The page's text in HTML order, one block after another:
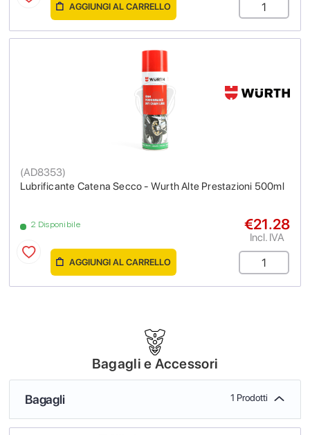
AGGIUNGI AL CARRELLO
Lubrificante Catena Secco - Wurth Alte Prestazioni 500ml
(AD8353)
2 Disponibile €21.28
Incl. IVA
AGGIUNGI AL CARRELLO
Bagagli e Accessori
Bagagli 1 Prodotti